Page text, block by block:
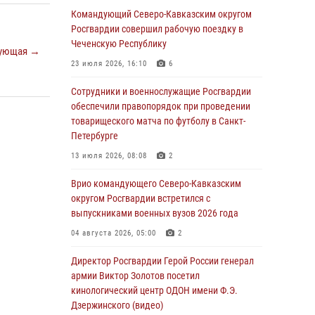
→
Росгвардейцы провели выставку вооружения
для участников сбора «Гвардеец» в Пензе
(видео)
06 августа 2026, 12:00
В Курске росгвардейцы приняли участие в
митинге, посвященном второй годовщине
вторжения ВСУ на территорию области
06 августа 2026, 11:56
задержал правонарушителя, угрожавшего
подростку травматическим пистолетом
06 августа 2026, 11:33 1
ликвидирована крупная нарколаборатория
06 августа 2026, 11:27
В Москве росгвардейцы задержали троих
Командующий Северо-Кавказским округом
Росгвардии совершил рабочую поездку в
Чеченскую Республику
23 июля 2026, 16:10 6
Сотрудники и военнослужащие Росгвардии
обеспечили правопорядок при проведении
товарищеского матча по футболу в Санкт-
Петербурге
13 июля 2026, 08:08 2
Врио командующего Северо-Кавказским
округом Росгвардии встретился с
выпускниками военных вузов 2026 года
04 августа 2026, 05:00 2
Директор Росгвардии Герой России генерал
армии Виктор Золотов посетил
кинологический центр ОДОН имени Ф.Э.
Дзержинского (видео)